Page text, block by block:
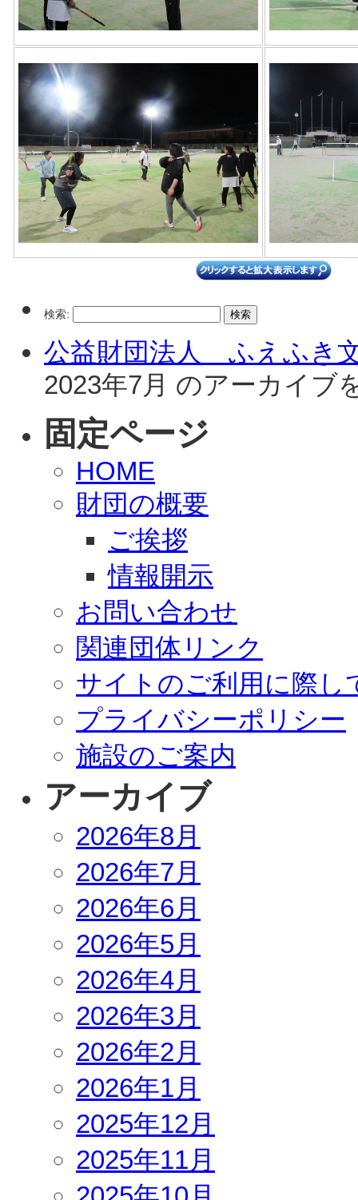
検索:
公益財団法人 ふえふき
2023年7月 のアーカイブ
固定ページ
HOME
財団の概要
ご挨拶
情報開示
お問い合わせ
関連団体リンク
サイトのご利用に際し
プライバシーポリシー
施設のご案内
アーカイブ
2026年8月
2026年7月
2026年6月
2026年5月
2026年4月
2026年3月
2026年2月
2026年1月
2025年12月
2025年11月